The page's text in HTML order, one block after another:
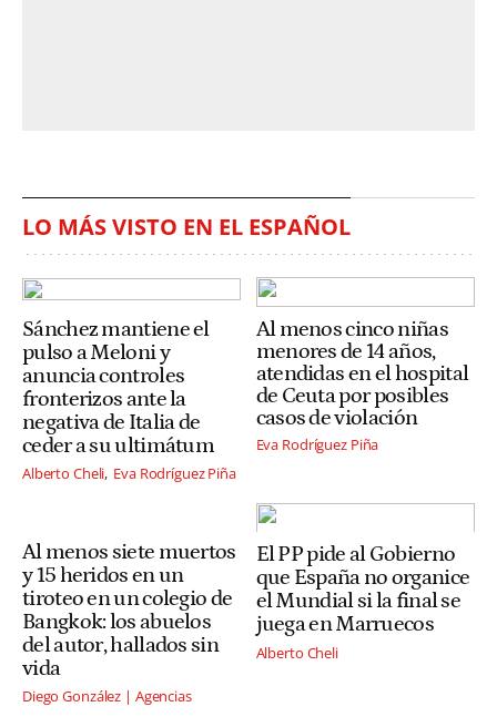
LO MÁS VISTO EN EL ESPAÑOL
Sánchez mantiene el
pulso a Meloni y
anuncia controles
fronterizos ante la
negativa de Italia de
ceder a su ultimátum
Alberto Cheli Eva Rodríguez Piña
Al menos cinco niñas
menores de 14 años,
atendidas en el hospital
de Ceuta por posibles
casos de violación
Eva Rodríguez Piña
Al menos siete muertos
y 15 heridos en un
tiroteo en un colegio de
Bangkok: los abuelos
del autor, hallados sin
vida
Diego González | Agencias
El PP pide al Gobierno
que España no organice
el Mundial si la final se
juega en Marruecos
Alberto Cheli